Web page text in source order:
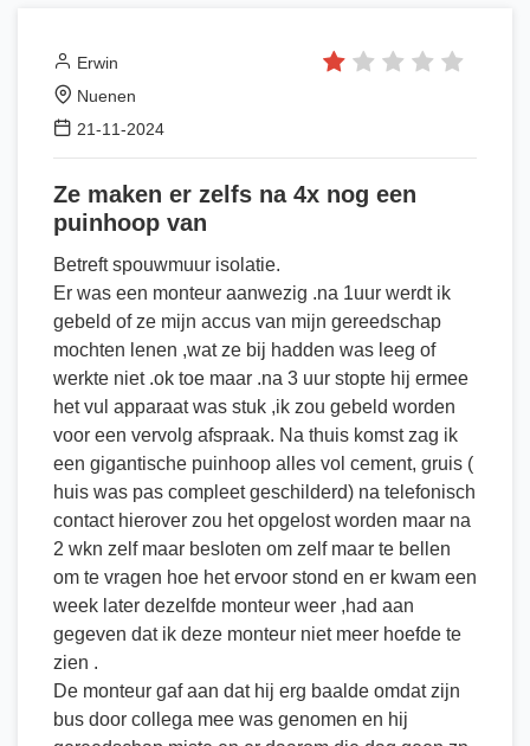
Erwin
Nuenen
21-11-2024
Ze maken er zelfs na 4x nog een
puinhoop van
Betreft spouwmuur isolatie.
Er was een monteur aanwezig .na 1uur werdt ik
gebeld of ze mijn accus van mijn gereedschap
mochten lenen ,wat ze bij hadden was leeg of
werkte niet .ok toe maar .na 3 uur stopte hij ermee
het vul apparaat was stuk ,ik zou gebeld worden
voor een vervolg afspraak. Na thuis komst zag ik
een gigantische puinhoop alles vol cement, gruis (
huis was pas compleet geschilderd) na telefonisch
contact hierover zou het opgelost worden maar na
2 wkn zelf maar besloten om zelf maar te bellen
om te vragen hoe het ervoor stond en er kwam een
week later dezelfde monteur weer ,had aan
gegeven dat ik deze monteur niet meer hoefde te
zien .
De monteur gaf aan dat hij erg baalde omdat zijn
bus door collega mee was genomen en hij